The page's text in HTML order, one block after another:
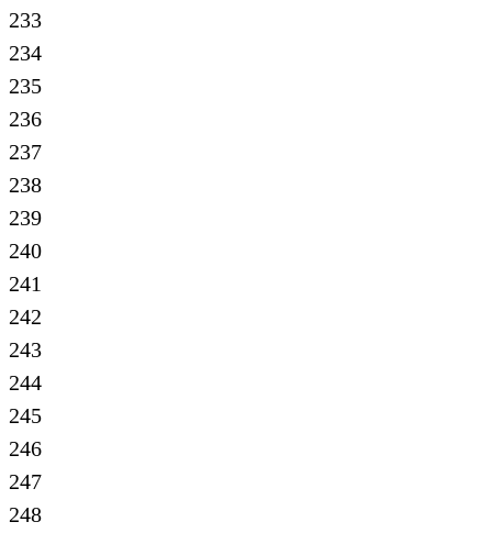
233
234
235
236
237
238
239
240
241
242
243
244
245
246
247
248